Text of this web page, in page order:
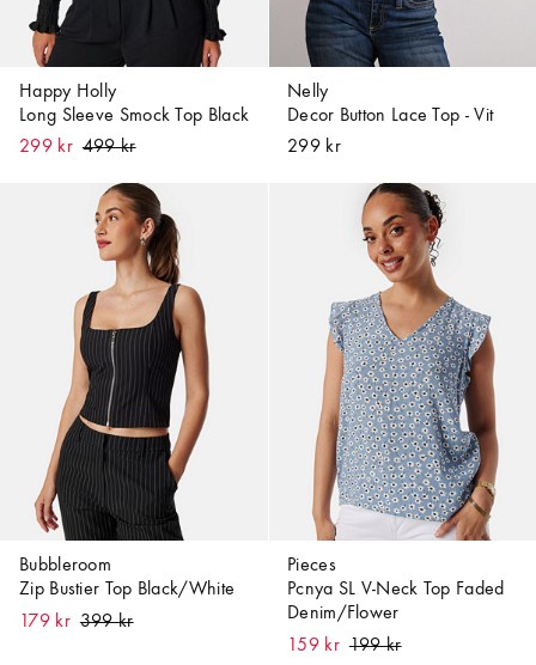
Happy Holly
Long Sleeve Smock Top Black
299 kr
Nelly
Decor Button Lace Top - Vit
299 kr
Bubbleroom
Zip Bustier Top Black/White
179 kr
Pieces
Pcnya SL V-Neck Top Faded
Denim/Flower
159 kr